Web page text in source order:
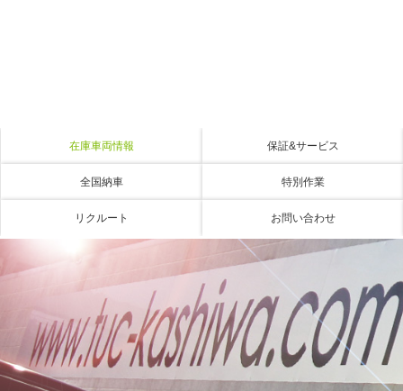
在庫車両情報 保証&サービス
全国納車 特別作業
リクルート お問い合わせ